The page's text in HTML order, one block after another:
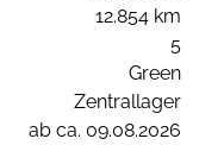
12.854 km
5
Green
Zentrallager
ab ca. 09.08.2026